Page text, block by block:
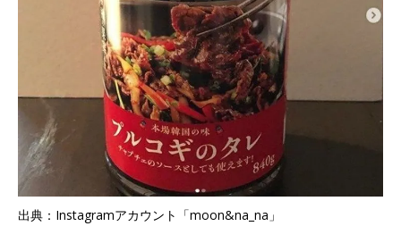
出典：Instagramアカウント「moon&na_na」